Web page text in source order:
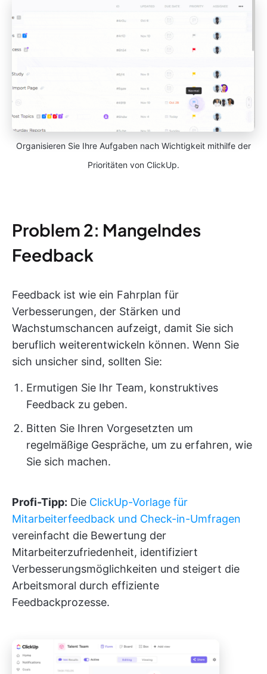
Organisieren Sie Ihre Aufgaben nach Wichtigkeit mithilfe der
Prioritäten von ClickUp.
Problem 2: Mangelndes
Feedback
Feedback ist wie ein Fahrplan für
Verbesserungen, der Stärken und
Wachstumschancen aufzeigt, damit Sie sich
beruflich weiterentwickeln können. Wenn Sie
sich unsicher sind, sollten Sie:
Ermutigen Sie Ihr Team, konstruktives
Feedback zu geben.
Bitten Sie Ihren Vorgesetzten um
regelmäßige Gespräche, um zu erfahren, wie
Sie sich machen.
Profi-Tipp: Die ClickUp-Vorlage für
Mitarbeiterfeedback und Check-in-Umfragen
vereinfacht die Bewertung der
Mitarbeiterzufriedenheit, identifiziert
Verbesserungsmöglichkeiten und steigert die
Arbeitsmoral durch effiziente
Feedbackprozesse.